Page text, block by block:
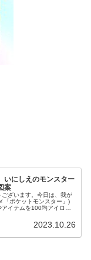
いにしえのモンスター
案
ざいます。今日は、我が
「ポケットモンスター」)
イテムを100均アイロン
2023.10.26